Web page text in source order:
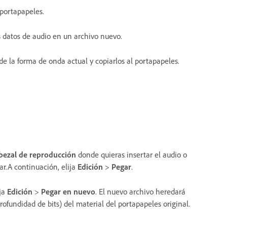
de audio en un archivo nuevo.
la forma de onda actual y copiarlos al portapapeles.
de reproducción donde quieras insertar el audio o
continuación, elija Edición > Pegar.
Edición > Pegar en nuevo. El nuevo archivo heredará
de bits) del material del portapapeles original.